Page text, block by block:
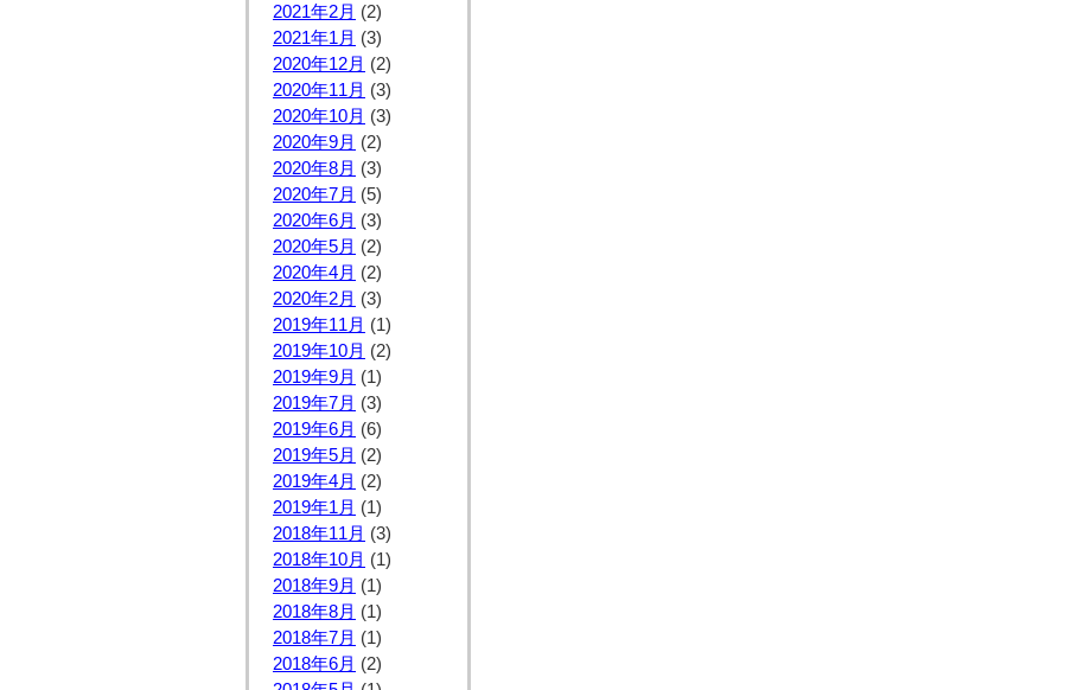
2021年2月 (2)
2021年1月 (3)
2020年12月 (2)
2020年11月 (3)
2020年10月 (3)
2020年9月 (2)
2020年8月 (3)
2020年7月 (5)
2020年6月 (3)
2020年5月 (2)
2020年4月 (2)
2020年2月 (3)
2019年11月 (1)
2019年10月 (2)
2019年9月 (1)
2019年7月 (3)
2019年6月 (6)
2019年5月 (2)
2019年4月 (2)
2019年1月 (1)
2018年11月 (3)
2018年10月 (1)
2018年9月 (1)
2018年8月 (1)
2018年7月 (1)
2018年6月 (2)